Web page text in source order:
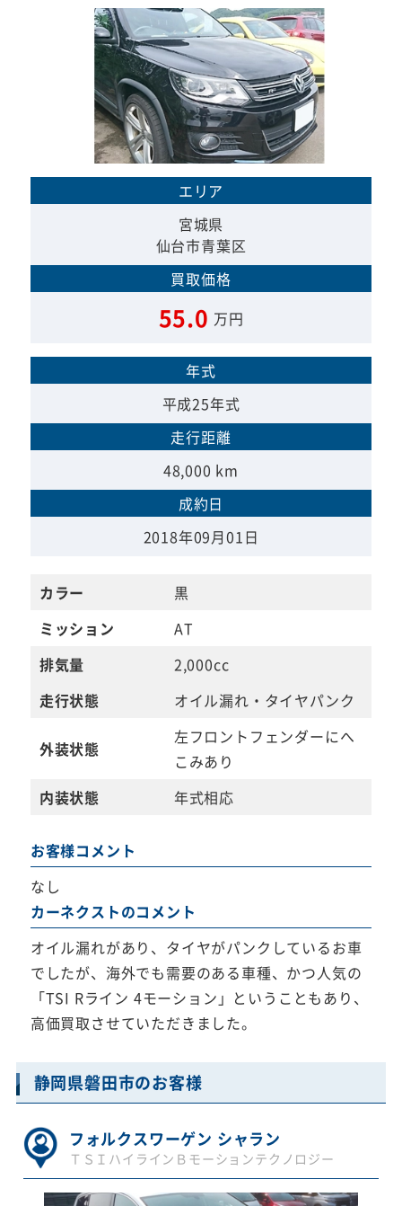
エリア
宮城県
仙台市青葉区
買取価格
55.0 万円
年式
平成25年式
走行距離
48,000 km
成約日
2018年09月01日
カラー
黒
ミッション
AT
排気量
2,000cc
走行状態
オイル漏れ・タイヤパンク
外装状態
左フロントフェンダーにへ
こみあり
内装状態
年式相応
お客様コメント
なし
カーネクストのコメント
オイル漏れがあり、タイヤがパンクしているお車
でしたが、海外でも需要のある車種、かつ人気の
「TSI Rライン 4モーション」ということもあり、
高価買取させていただきました。
静岡県磐田市のお客様
フォルクスワーゲン シャラン
ＴＳＩハイラインＢモーションテクノロジー